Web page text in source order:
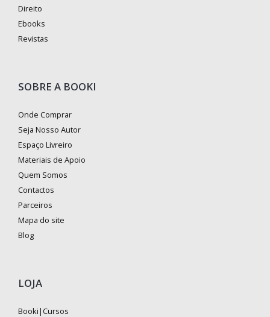
Direito
Ebooks
Revistas
SOBRE A BOOKI
Onde Comprar
Seja Nosso Autor
Espaço Livreiro
Materiais de Apoio
Quem Somos
Contactos
Parceiros
Mapa do site
Blog
LOJA
Booki|Cursos